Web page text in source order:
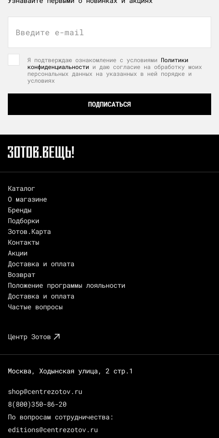
Введите e-mail
Я подтверждаю ознакомление с условиями Политики
конфиденциальности и даю согласие на обработку моих
персональных данных на указанных в ней порядке и
условиях
ПОДПИСАТЬСЯ
Каталог
О магазине
Бренды
Подборки
Зотов.Карта
Контакты
Акции
Доставка и оплата
Возврат
Положение программы лояльности
Доставка и оплата
Частые вопросы
Центр Зотов
Москва, Ходынская улица, 2 стр.1
shop@centrezotov.ru
8(800)350-86-20
По вопросам сотрудничества:
editions@centrezotov.ru